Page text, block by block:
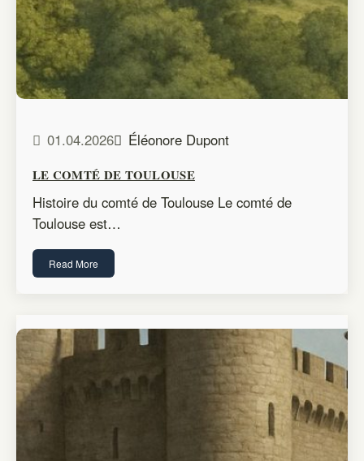
01.04.2026 Éléonore Dupont
LE COMTÉ DE TOULOUSE
Histoire du comté de Toulouse Le comté de
Toulouse est…
Read More